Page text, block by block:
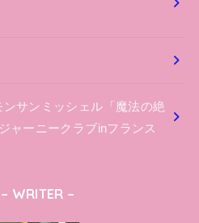
サンミッシェル「魔法の絶
ャーニークラブinフランス
WRITER –